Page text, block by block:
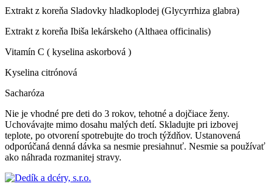
Extrakt z koreňa Sladovky hladkoplodej (Glycyrrhiza glabra)
Extrakt z koreňa Ibiša lekárskeho (Althaea officinalis)
Vitamín C ( kyselina askorbová )
Kyselina citrónová
Sacharóza
Nie je vhodné pre deti do 3 rokov, tehotné a dojčiace ženy.
Uchovávajte mimo dosahu malých detí. Skladujte pri izbovej
teplote, po otvorení spotrebujte do troch týždňov. Ustanovená
odporúčaná denná dávka sa nesmie presiahnuť. Nesmie sa používať
ako náhrada rozmanitej stravy.